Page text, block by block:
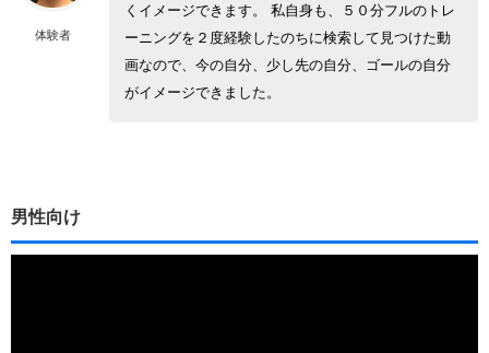
体験者
くイメージできます。 私自身も、５０分フルのトレ
ーニングを２度経験したのちに検索して見つけた動
画なので、今の自分、少し先の自分、ゴールの自分
がイメージできました。
男性向け